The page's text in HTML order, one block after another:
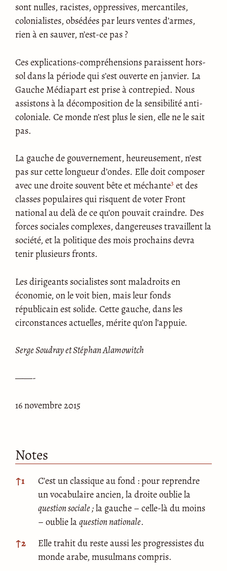
sont nulles, racistes, oppressives, mercantiles,
colonialistes, obsédées par leurs ventes d’armes,
rien à en sauver, n’est-ce pas ?
Ces explications-compréhensions paraissent hors-
sol dans la période qui s’est ouverte en janvier. La
Gauche Médiapart est prise à contrepied. Nous
assistons à la décomposition de la sensibilité anti-
coloniale. Ce monde n’est plus le sien, elle ne le sait
pas.
La gauche de gouvernement, heureusement, n’est
pas sur cette longueur d’ondes. Elle doit composer
avec une droite souvent bête et méchante3 et des
classes populaires qui risquent de voter Front
national au delà de ce qu’on pouvait craindre. Des
forces sociales complexes, dangereuses travaillent la
société, et la politique des mois prochains devra
tenir plusieurs fronts.
Les dirigeants socialistes sont maladroits en
économie, on le voit bien, mais leur fonds
républicain est solide. Cette gauche, dans les
circonstances actuelles, mérite qu’on l’appuie.
Serge Soudray et Stéphan Alamowitch
——-
16 novembre 2015
Notes
Notes
↑1
C’est un classique au fond : pour reprendre
un vocabulaire ancien, la droite oublie la
question sociale ;la gauche – celle-là du moins
– oublie laquestion nationale.
↑2
Elle trahit du reste aussi les progressistes du
monde arabe, musulmans compris.